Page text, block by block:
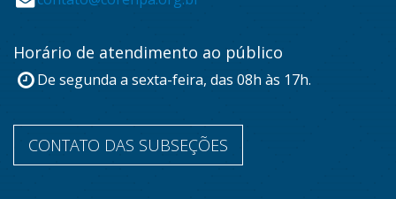
Horário de atendimento ao público
De segunda a sexta-feira, das 08h às 17h.
CONTATO DAS SUBSEÇÕES